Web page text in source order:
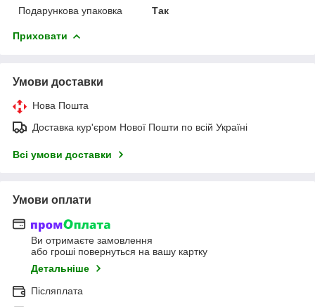
Подарункова упаковка Так
Приховати
Умови доставки
Нова Пошта
Доставка кур'єром Нової Пошти по всій Україні
Всі умови доставки
Умови оплати
Ви отримаєте замовлення
або гроші повернуться на вашу картку
Детальніше
Післяплата